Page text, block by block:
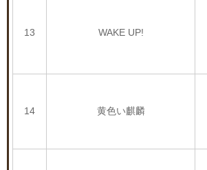
13 WAKE UP!
14 黄色い麒麟